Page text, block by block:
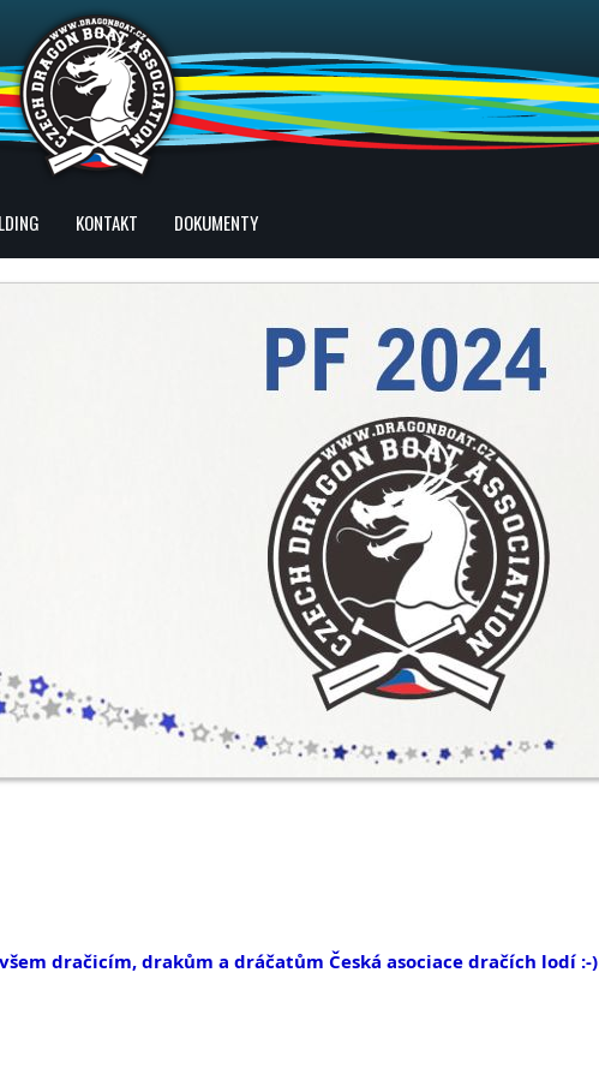
KONTAKT DOKUMENTY
dračicím, drakům a dráčatům Česká asociace dračích lodí :-)